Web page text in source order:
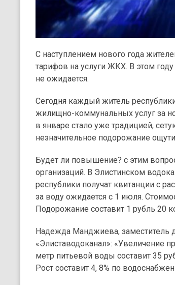
С наступлением нового года
тарифов на услуги ЖКХ. В этом
не ожидается.
Сегодня каждый житель
жилищно-коммунальных услуг за
в январе стало уже традицией,
незначительное подорожание
Будет ли повышение? с этим
организаций. В Элистинском
республики получат квитанции с
за воду ожидается с 1 июля.
Подорожание составит 1 рубль 20
Надежда Манджиева, заместитель
«Элиставодоканал»: «Увеличение
метр питьевой воды составит 35
Рост составит 4, 8% по